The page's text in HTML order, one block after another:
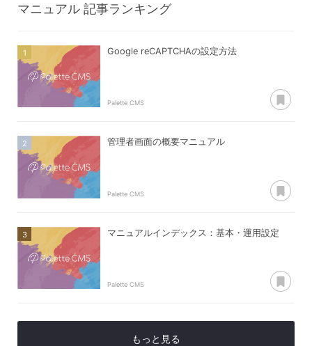
マニュアル 記事ランキング
Google reCAPTCHAの設定方法
Palette CMS
管理者画面の概要マニュアル
Palette CMS
マニュアルインデックス：基本・運用設定
Palette CMS
もっと見る